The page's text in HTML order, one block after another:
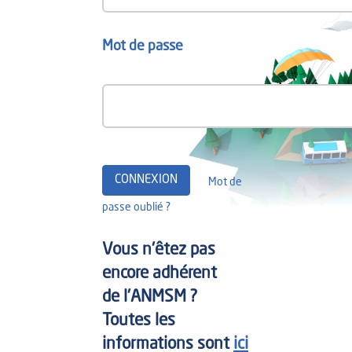
Mot de passe
Mot de
passe oublié ?
Vous n'êtez pas
encore adhérent
de l'ANMSM ?
Toutes les
informations sont ici